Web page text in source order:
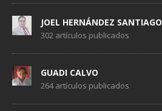
JOEL HERNÁNDEZ SANTIAGO
302 artículos publicados
GUADI CALVO
264 artículos publicados